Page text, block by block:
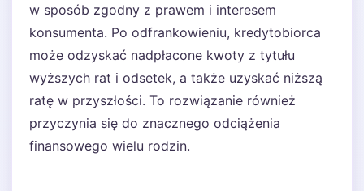
w sposób zgodny z prawem i interesem
konsumenta. Po odfrankowieniu, kredytobiorca
może odzyskać nadpłacone kwoty z tytułu
wyższych rat i odsetek, a także uzyskać niższą
ratę w przyszłości. To rozwiązanie również
przyczynia się do znacznego odciążenia
finansowego wielu rodzin.